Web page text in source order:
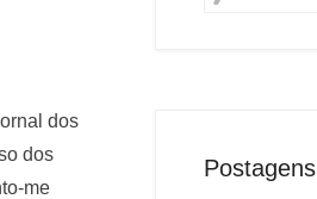
dos
dos
me
Postagens